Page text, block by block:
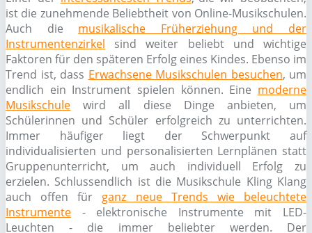
ist die zunehmende Beliebtheit von Online-Musikschulen.
Auch die musikalische Früherziehung und der
Instrumentenzirkel sind weiter beliebt und wichtige
Faktoren für den späteren Erfolg eines Kindes. Ebenso im
Trend ist, dass Erwachsene Musikschulen besuchen, um
endlich ein Instrument spielen können. Eine moderne
Musikschule wird all diese Dinge anbieten, um
Schülerinnen und Schüler erfolgreich zu unterrichten.
Immer häufiger liegt der Schwerpunkt auf
individualisierten und personalisierten Lernplänen statt
Gruppenunterricht, um auch individuell Erfolg zu
erzielen. Schlussendlich ist die Musikschule Kling Klang
auch offen für ganz neue Trends wie beleuchtete
Instrumente - elektronische Instrumente mit LED-
Leuchten - die immer beliebter werden. Der